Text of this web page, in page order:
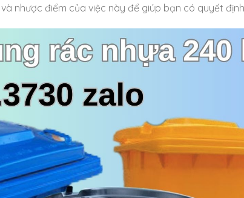
nhược điểm của việc này để giúp bạn có quyết